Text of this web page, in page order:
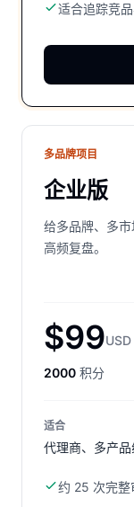
适合追踪竞
多品牌项目
企业版
给多品牌、多
高频复盘。
$99USD
2000 积分
适合
代理商、多产
约 25 次完整